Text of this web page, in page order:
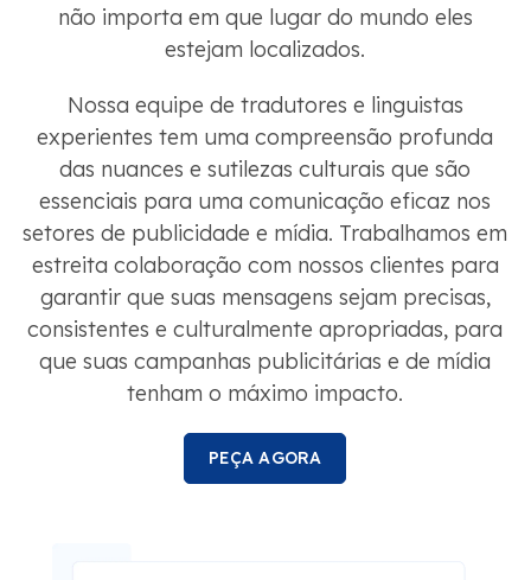
não importa em que lugar do mundo eles
estejam localizados.
Nossa equipe de tradutores e linguistas
experientes tem uma compreensão profunda
das nuances e sutilezas culturais que são
essenciais para uma comunicação eficaz nos
setores de publicidade e mídia. Trabalhamos em
estreita colaboração com nossos clientes para
garantir que suas mensagens sejam precisas,
consistentes e culturalmente apropriadas, para
que suas campanhas publicitárias e de mídia
tenham o máximo impacto.
PEÇA AGORA